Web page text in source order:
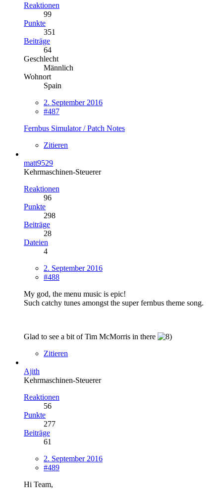
Reaktionen
99
Punkte
351
Beiträge
64
Geschlecht
Männlich
Wohnort
Spain
2. September 2016
#487
Fernbus Simulator / Patch Notes
Zitieren
matt9529
Kehrmaschinen-Steuerer
Reaktionen
96
Punkte
298
Beiträge
28
Dateien
4
2. September 2016
#488
My god, the menu music is epic!
Such catchy tunes amongst the super fernbus theme song.
Glad to see a bit of Tim McMorris in there
Zitieren
Ajith
Kehrmaschinen-Steuerer
Reaktionen
56
Punkte
277
Beiträge
61
2. September 2016
#489
Hi Team,